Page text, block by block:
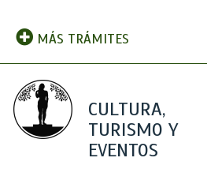
MÁS TRÁMITES
CULTURA,
TURISMO Y
EVENTOS